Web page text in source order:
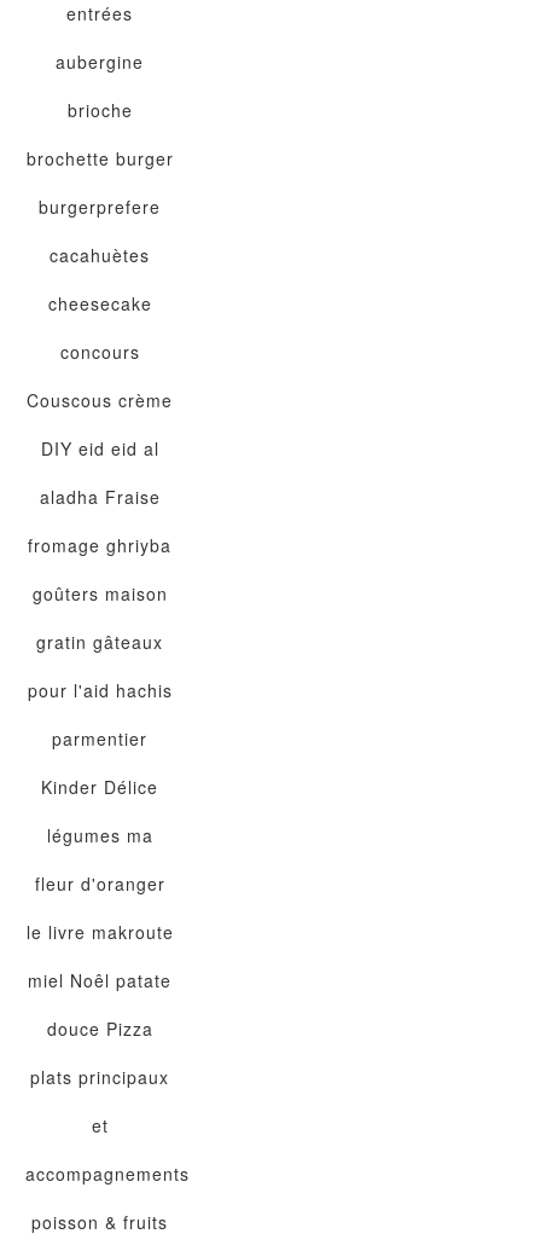
entrées
aubergine
brioche
brochette burger
burgerprefere
cacahuètes
cheesecake
concours
Couscous crème
DIY eid eid al
aladha Fraise
fromage ghriyba
goûters maison
gratin gâteaux
pour l'aid hachis
parmentier
Kinder Délice
légumes ma
fleur d'oranger
le livre makroute
miel Noêl patate
douce Pizza
plats principaux
et
accompagnements
poisson & fruits